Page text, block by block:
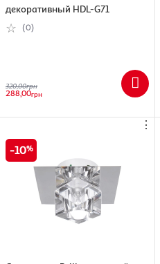
декоративный HDL-G71
(0)
320,00грн
288,00грн
⋮
10